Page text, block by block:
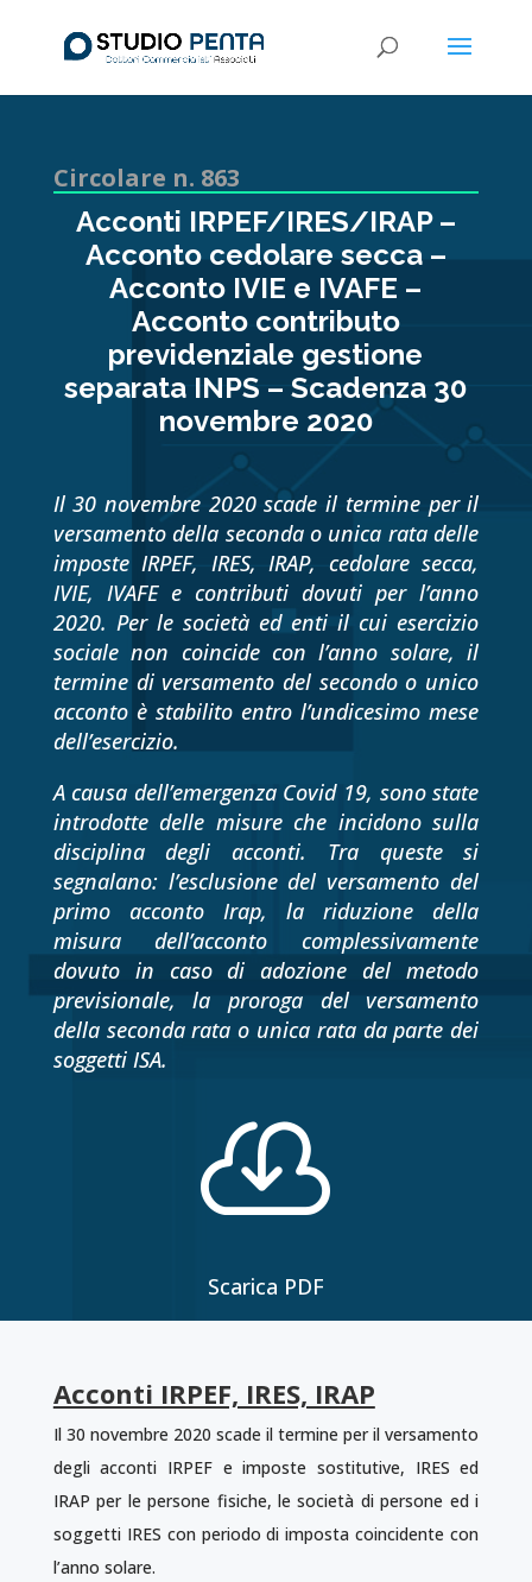
Circolare n. 863
Acconti IRPEF/IRES/IRAP –
Acconto cedolare secca –
Acconto IVIE e IVAFE –
Acconto contributo
previdenziale gestione
separata INPS – Scadenza 30
novembre 2020
Il 30 novembre 2020 scade il termine per il
versamento della seconda o unica rata delle
imposte IRPEF, IRES, IRAP, cedolare secca,
IVIE, IVAFE e contributi dovuti per l’anno
2020. Per le società ed enti il cui esercizio
sociale non coincide con l’anno solare, il
termine di versamento del secondo o unico
acconto è stabilito entro l’undicesimo mese
dell’esercizio.
A causa dell’emergenza Covid 19, sono state
introdotte delle misure che incidono sulla
disciplina degli acconti. Tra queste si
segnalano: l’esclusione del versamento del
primo acconto Irap, la riduzione della
misura dell’acconto complessivamente
dovuto in caso di adozione del metodo
previsionale, la proroga del versamento
della seconda rata o unica rata da parte dei
soggetti ISA.

Scarica PDF
Acconti IRPEF, IRES, IRAP
Il 30 novembre 2020 scade il termine per il versamento
degli acconti IRPEF e imposte sostitutive, IRES ed
IRAP per le persone fisiche, le società di persone ed i
soggetti IRES con periodo di imposta coincidente con
l’anno solare.